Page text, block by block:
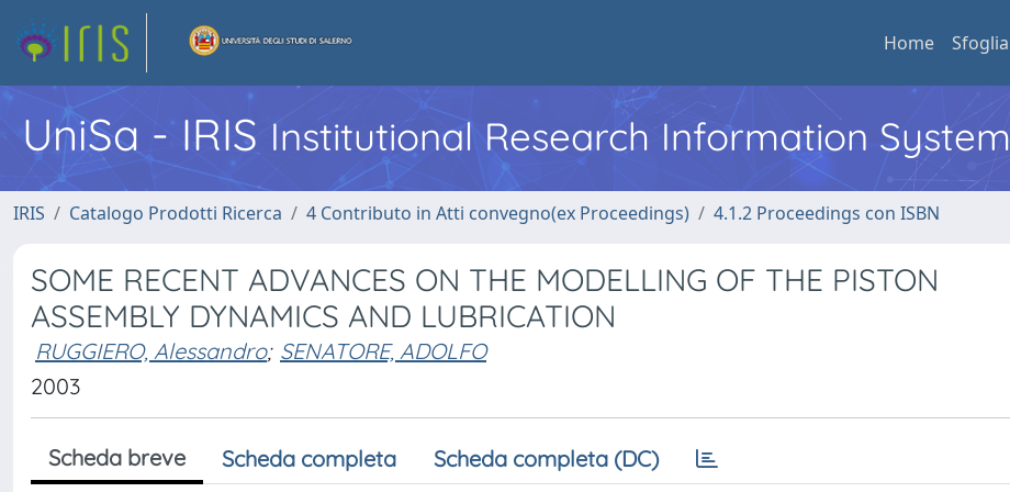
Home Sfoglia
UniSa - IRIS Institutional Research Information System
IRIS Catalogo Prodotti Ricerca 4 Contributo in Atti convegno(ex Proceedings) 4.1.2 Proceedings con ISBN
SOME RECENT ADVANCES ON THE MODELLING OF THE PISTON
ASSEMBLY DYNAMICS AND LUBRICATION
RUGGIERO, Alessandro; SENATORE, ADOLFO
2003
Scheda breve Scheda completa Scheda completa (DC)